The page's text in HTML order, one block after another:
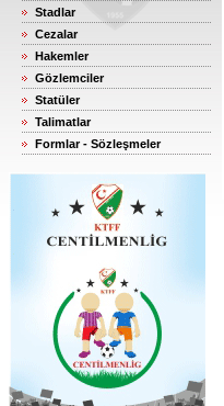
Stadlar
Cezalar
Hakemler
Gözlemciler
Statüler
Talimatlar
Formlar - Sözleşmeler